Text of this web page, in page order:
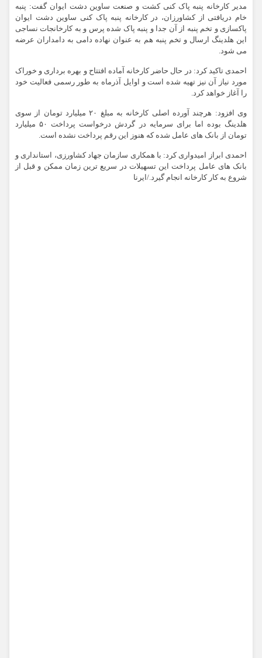
مدیر کارخانه پنبه پاک کنی کشت و صنعت ساوین دشت ایوان گفت: پنبه
خام دریافتی از کشاورزان، در کارخانه پنبه پاک کنی ساوین دشت ایوان
پاکسازی و تخم پنبه از آن جدا و پنبه پاک شده پرس و به کارخانجات نساجی
این هلدینگ ارسال و تخم پنبه هم به عنوان نهاده دامی به دامداران عرضه
می شود.
احمدی تاکید کرد: در حال حاضر کارخانه آماده افتتاح و بهره برداری و خوراک
مورد نیاز آن نیز تهیه شده است و اوایل آذرماه به طور رسمی فعالیت خود
را آغاز خواهد کرد.
وی افزود: هرچند آورده اصلی کارخانه به مبلغ ۲۰ میلیارد تومان از سوی
هلدینگ بوده اما برای سرمایه در گردش درخواست پرداخت ۵۰ میلیارد
تومان از بانک های عامل شده که هنوز این رقم پرداخت نشده است.
احمدی ابراز امیدواری کرد: با همکاری سازمان جهاد کشاورزی، استانداری و
بانک های عامل پرداخت این تسهیلات در سریع ترین زمان ممکن و قبل از
شروع به کار کارخانه انجام گیرد./ایرنا